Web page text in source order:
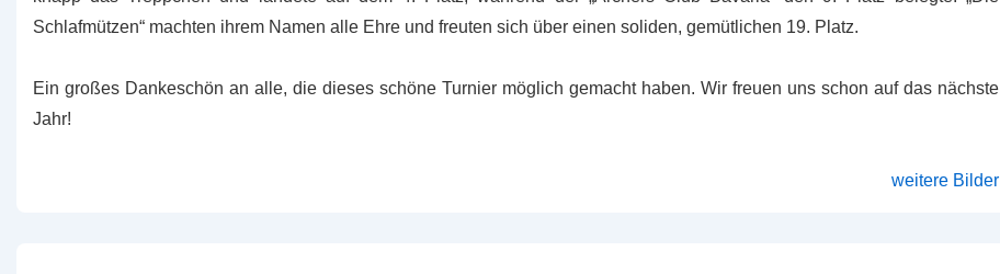
Schlafmützen“ machten ihrem Namen alle Ehre und freuten sich über einen soliden, gemütlichen 19. Platz.
Ein großes Dankeschön an alle, die dieses schöne Turnier möglich gemacht haben. Wir freuen uns schon auf das nächste
Jahr!
weitere Bilder